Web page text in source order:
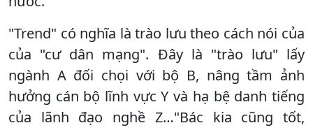
"Trend" có nghĩa là trào lưu theo cách nói của
của "cư dân mạng". Đây là "trào lưu" lấy
ngành A đối chọi với bộ B, nâng tầm ảnh
hưởng cán bộ lĩnh vực Y và hạ bệ danh tiếng
của lãnh đạo nghề Z…"Bác kia cũng tốt,